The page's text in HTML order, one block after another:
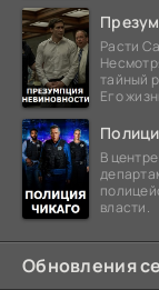
Расти
тайный
Его
В
власти.
Обновления